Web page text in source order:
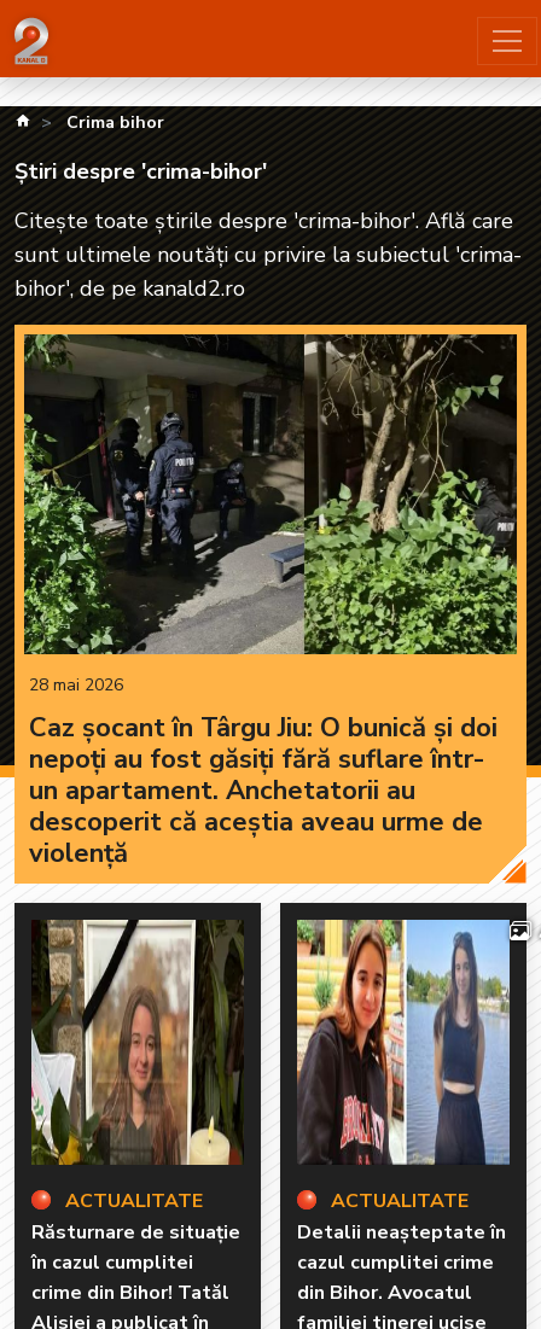
Știri despre 'crima-bihor'| kanald2.ro
kanald.ro
Crima bihor
Știri despre 'crima-bihor'
Citește toate știrile despre 'crima-bihor'. Află care
sunt ultimele noutăți cu privire la subiectul 'crima-
bihor', de pe kanald2.ro
28 mai 2026
Caz șocant în Târgu Jiu: O bunică și doi
nepoți au fost găsiți fără suflare într-
un apartament. Anchetatorii au
descoperit că aceștia aveau urme de
violenţă
ACTUALITATE
Răsturnare de situație
în cazul cumplitei
crime din Bihor! Tatăl
Alisiei a publicat în
ACTUALITATE
Detalii neașteptate în
cazul cumplitei crime
din Bihor. Avocatul
familiei tinerei ucise